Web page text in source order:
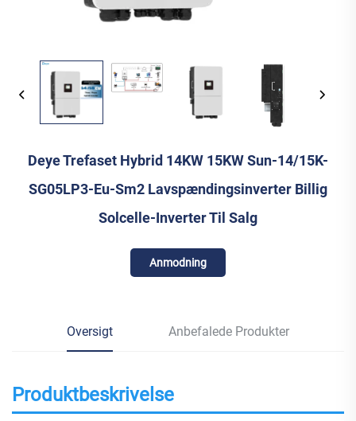
Deye Trefaset Hybrid 14KW 15KW Sun-14/15K-
SG05LP3-Eu-Sm2 Lavspændingsinverter Billig
Solcelle-Inverter Til Salg
Anmodning
Oversigt Anbefalede Produkter
Produktbeskrivelse